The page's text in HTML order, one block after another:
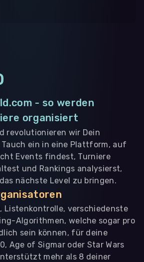
- so werden
organisiert
revolutionieren wir Dein
Tauch ein in eine Plattform, auf
Events findest, Turniere
und Rankings analysierst,
nächste Level zu bringen.
Listenkontrolle, verschiedenste
Algorithmen, welche sogar pro
sein können, für deine
Age of Sigmar oder Star Wars
mehr als 8 deiner